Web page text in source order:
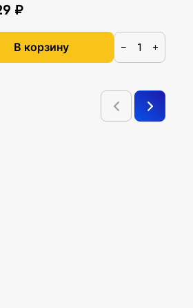
₽
В корзину − +